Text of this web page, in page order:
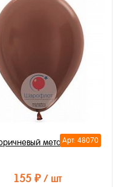
в 1 клик
Арт: 48070
металлик 30см
155 ₽ / шт